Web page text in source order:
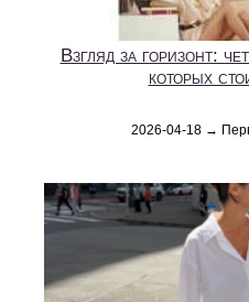
Взгляд за горизонт:
которых
2026-04-18 →